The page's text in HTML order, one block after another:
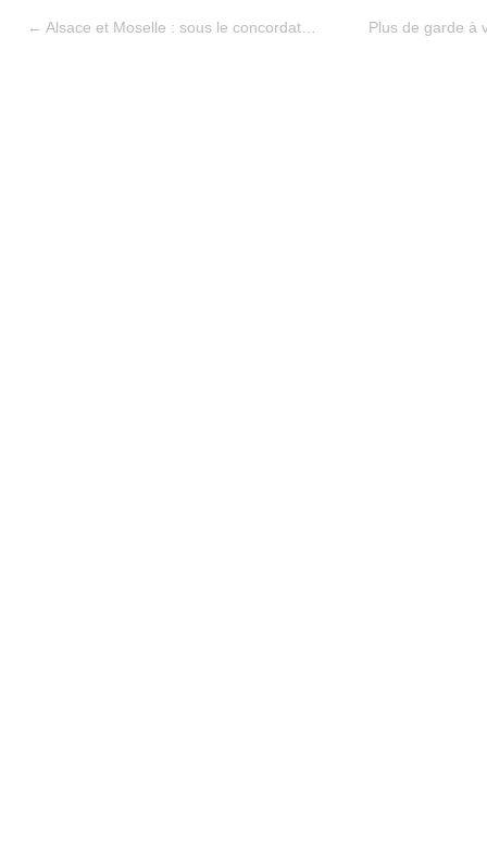
← Alsace et Moselle : sous le concordat… Plus de garde à